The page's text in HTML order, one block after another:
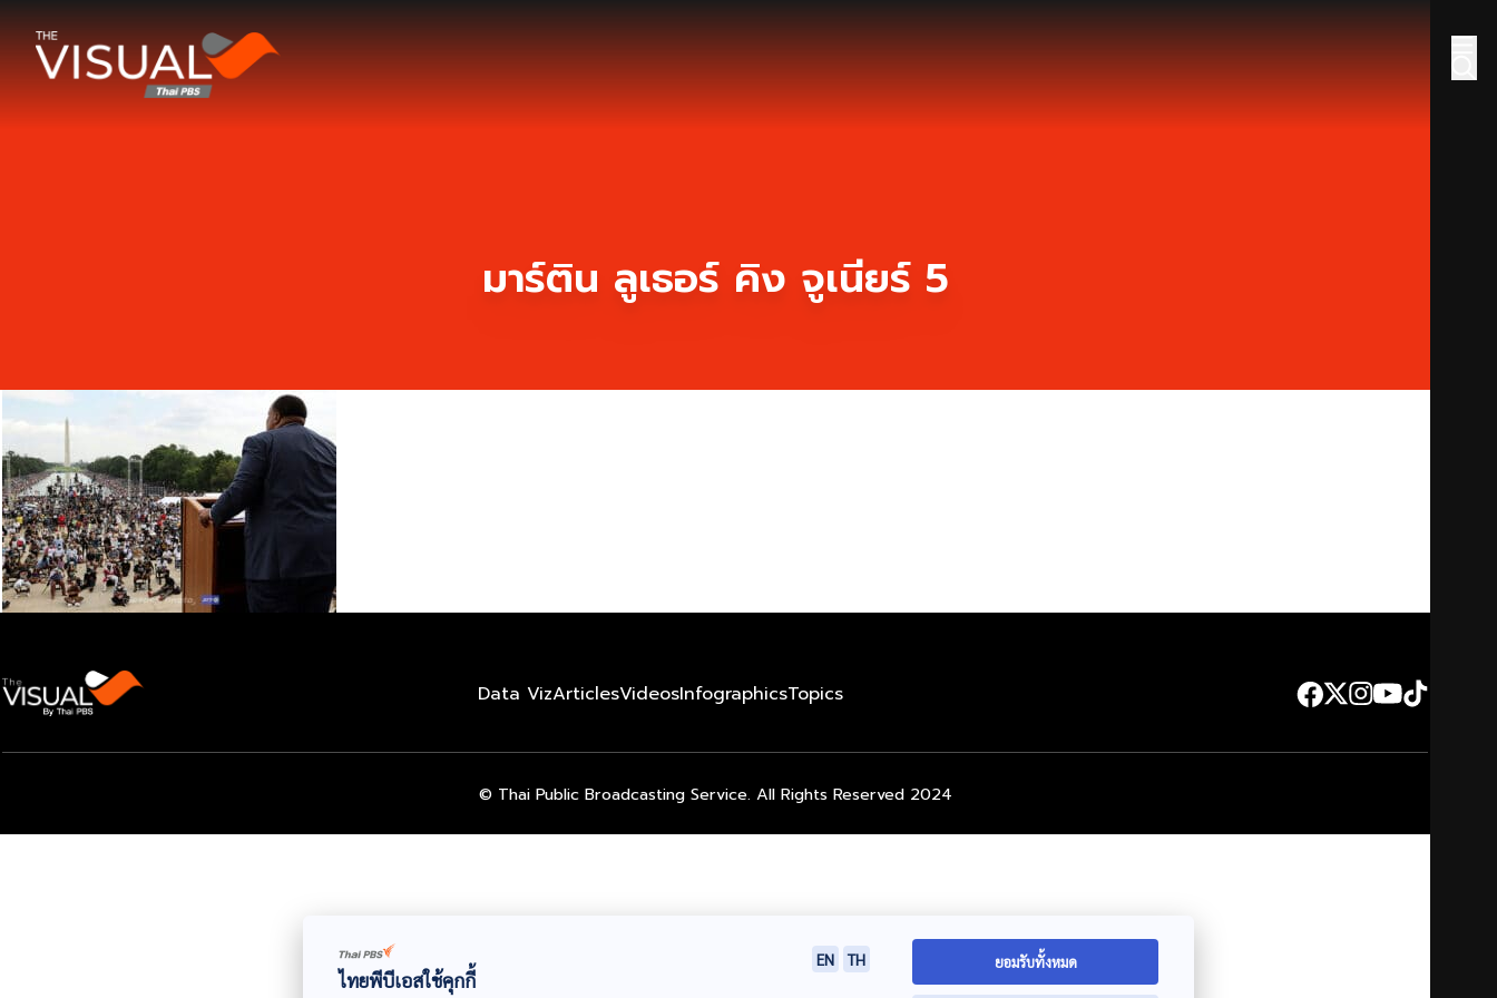
ข้ามไปยังเนื้อหา
มาร์ติน ลูเธอร์ คิง จูเนียร์ 5
Data VizArticlesVideosInfographicsTopics
© Thai Public Broadcasting Service. All Rights Reserved 2024
ไทยพีบีเอสใช้คุกกี้
EN TH ยอมรับทั้งหมด